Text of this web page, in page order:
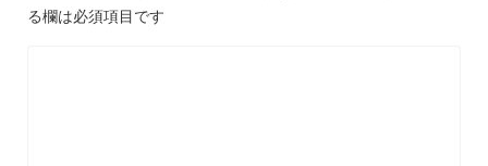
る欄は必須項目です